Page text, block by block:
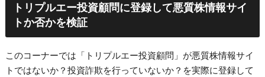
トリプルエー投資顧問に登録して悪質株情報サイ
トか否かを検証
このコーナーでは「トリプルエー投資顧問」が悪質株情報サイ
トではないか？投資詐欺を行っていないか？を実際に登録して